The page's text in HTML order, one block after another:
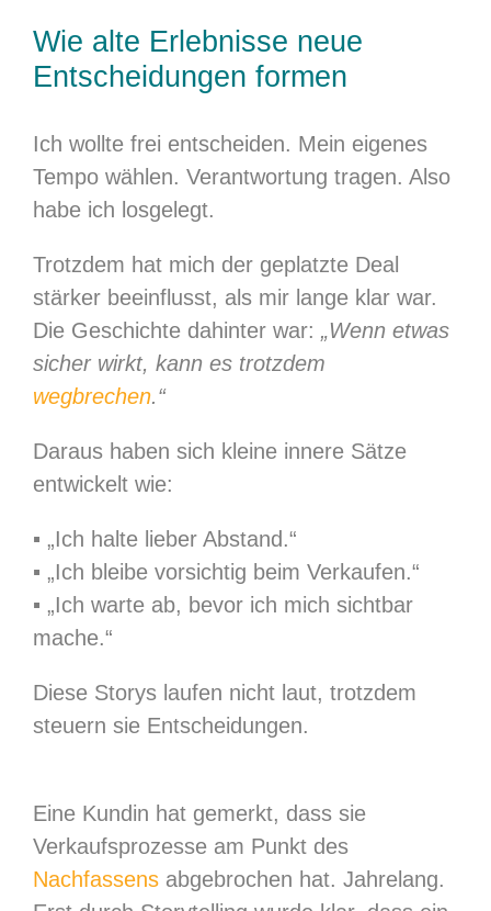
Wie alte Erlebnisse neue
Entscheidungen formen
Ich wollte frei entscheiden. Mein eigenes
Tempo wählen. Verantwortung tragen. Also
habe ich losgelegt.
Trotzdem hat mich der geplatzte Deal
stärker beeinflusst, als mir lange klar war.
Die Geschichte dahinter war: „Wenn etwas
sicher wirkt, kann es trotzdem
wegbrechen.“
Daraus haben sich kleine innere Sätze
entwickelt wie:
▪︎ „Ich halte lieber Abstand.“
▪︎ „Ich bleibe vorsichtig beim Verkaufen.“
▪︎ „Ich warte ab, bevor ich mich sichtbar
mache.“
Diese Storys laufen nicht laut, trotzdem
steuern sie Entscheidungen.
Eine Kundin hat gemerkt, dass sie
Verkaufsprozesse am Punkt des
Nachfassens abgebrochen hat. Jahrelang.